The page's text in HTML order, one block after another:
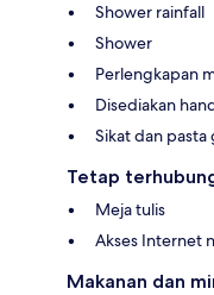
Shower rainfall
Shower
Perlengkapan
Disediakan
Sikat dan pasta
Tetap
Meja tulis
Akses Internet
Makanan dan